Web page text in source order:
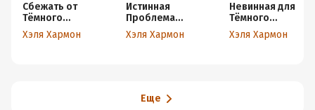
Сбежать от
Тёмного
Генерала
Хэля Хармон
Истинная
Проблема
Ледяного
Дракона
Хэля Хармон
Невинная для
Тёмного
Генерала
Хэля Хармон
Еще